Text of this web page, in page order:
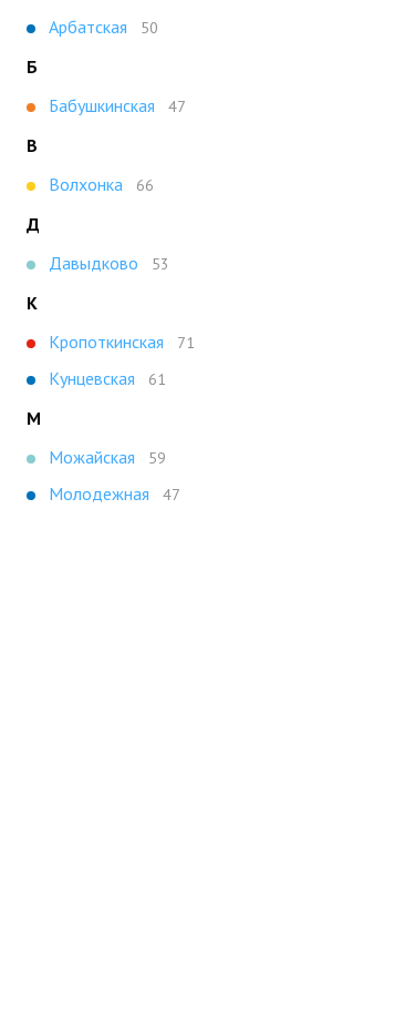
Арбатская
50
Б
Бабушкинская
47
В
Волхонка
66
Д
Давыдково
53
К
Кропоткинская
71
Кунцевская 61
М
Можайская
59
Молодежная 47